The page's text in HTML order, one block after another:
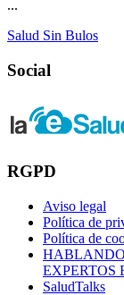
...
Salud Sin Bulos
Social
RGPD
Aviso legal
Política de
Política de
EXPERTOS
SaludTalks